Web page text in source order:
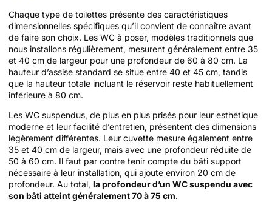
Chaque type de toilettes présente des caractéristiques
dimensionnelles spécifiques qu’il convient de connaître avant
de faire son choix. Les WC à poser, modèles traditionnels que
nous installons régulièrement, mesurent généralement entre 35
et 40 cm de largeur pour une profondeur de 60 à 80 cm. La
hauteur d’assise standard se situe entre 40 et 45 cm, tandis
que la hauteur totale incluant le réservoir reste habituellement
inférieure à 80 cm.
Les WC suspendus, de plus en plus prisés pour leur esthétique
moderne et leur facilité d’entretien, présentent des dimensions
légèrement différentes. Leur cuvette mesure également entre
35 et 40 cm de largeur, mais avec une profondeur réduite de
50 à 60 cm. Il faut par contre tenir compte du bâti support
nécessaire à leur installation, qui ajoute environ 20 cm de
profondeur. Au total, la profondeur d’un WC suspendu avec
son bâti atteint généralement 70 à 75 cm.